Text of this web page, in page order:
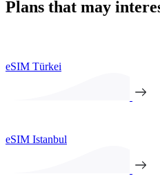
Plans that may
eSIM Türkei
eSIM Istanbul